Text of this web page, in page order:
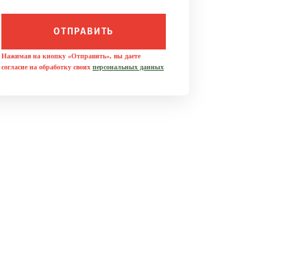
ОТПРАВИТЬ
Нажимая на кнопку «Отправить», вы даете
согласие на обработку своих персональных данных